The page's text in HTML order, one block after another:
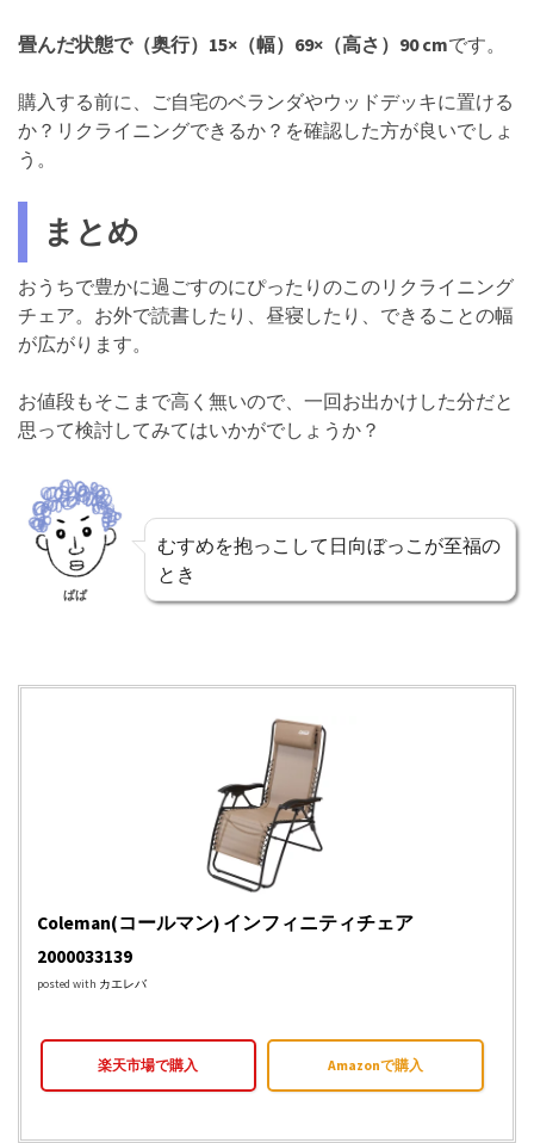
畳んだ状態で（奥行）15×（幅）69×（高さ）90 cmです。
購入する前に、ご自宅のベランダやウッドデッキに置ける
か？リクライニングできるか？を確認した方が良いでしょ
う。
まとめ
おうちで豊かに過ごすのにぴったりのこのリクライニング
チェア。お外で読書したり、昼寝したり、できることの幅
が広がります。
お値段もそこまで高く無いので、一回お出かけした分だと
思って検討してみてはいかがでしょうか？
ぱぱ
むすめを抱っこして日向ぼっこが至福の
とき
Coleman(コールマン) インフィニティチェア
2000033139
posted with カエレバ
楽天市場で購入 Amazonで購入